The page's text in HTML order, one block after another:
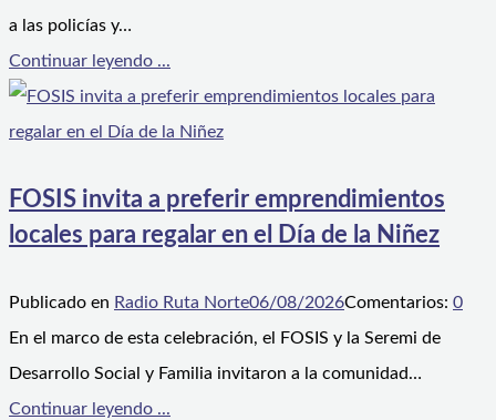
a las policías y…
Continuar leyendo ...
FOSIS invita a preferir emprendimientos
locales para regalar en el Día de la Niñez
Publicado en Radio Ruta Norte06/08/2026Comentarios: 0
En el marco de esta celebración, el FOSIS y la Seremi de
Desarrollo Social y Familia invitaron a la comunidad…
Continuar leyendo ...